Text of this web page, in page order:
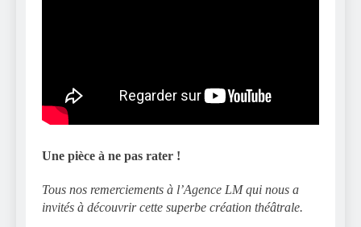
Une pièce à ne pas rater !
Tous nos remerciements à l’Agence LM qui nous a
invités à découvrir cette superbe création théâtrale.